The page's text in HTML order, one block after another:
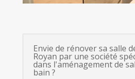
Envie de rénover sa salle
Royan par une société
dans l'aménagement de
bain ?